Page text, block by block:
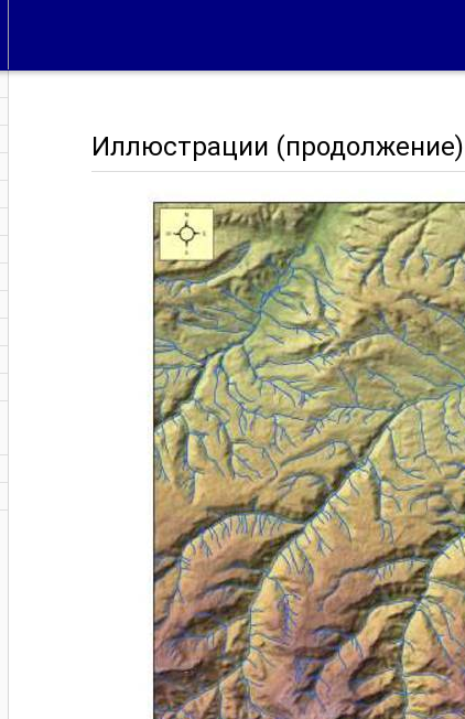
Иллюстрации (продолжение)